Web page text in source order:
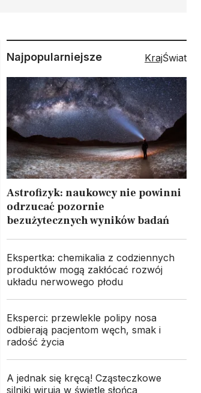
Najpopularniejsze KrajŚwiat
Astrofizyk: naukowcy nie powinni
odrzucać pozornie
bezużytecznych wyników badań
Ekspertka: chemikalia z codziennych
produktów mogą zakłócać rozwój
układu nerwowego płodu
Eksperci: przewlekle polipy nosa
odbierają pacjentom węch, smak i
radość życia
A jednak się kręcą! Cząsteczkowe
silniki wirują w świetle słońca